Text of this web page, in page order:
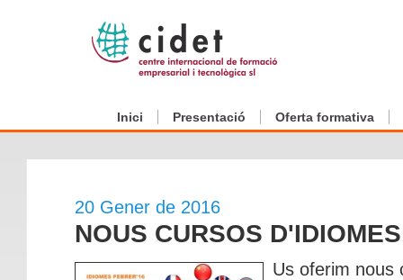
Inici Presentació Oferta formativa
20 Gener de 2016
NOUS CURSOS
Us oferim nous